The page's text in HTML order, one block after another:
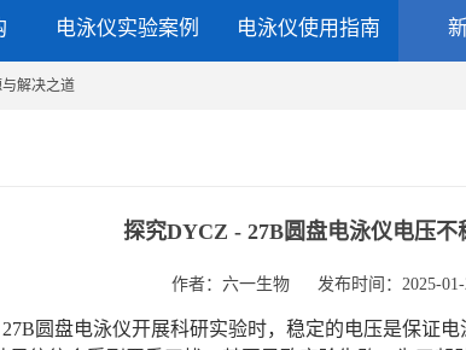
电泳仪实验案例 电泳仪使用指南
解决之道
探究DYCZ - 27B圆盘电泳仪电压
作者：六一生物 发布时间：2025-
圆盘电泳仪开展科研实验时，稳定的电压是保证